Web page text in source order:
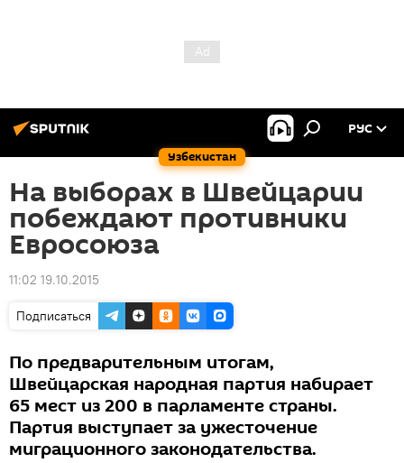
Узбекистан
РУС
На выборах в Швейцарии
побеждают противники
Евросоюза
11:02 19.10.2015
Подписаться
По предварительным итогам,
Швейцарская народная партия набирает
65 мест из 200 в парламенте страны.
Партия выступает за ужесточение
миграционного законодательства.